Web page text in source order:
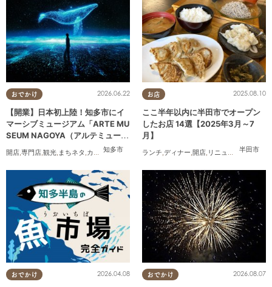
おでかけ
知多市
2026.06.22
【開業】日本初上陸！知多市にイ
マーシブミュージアム「ARTE MU
SEUM NAGOYA（アルテミュージ
アムナゴヤ）」が2026年11月下旬
にオープン
開店,専門店,観光, まちネタ ,カップル ,友人
お店
半田市
2025.08.10
ここ半年以内に半田市でオープン
したお店 14選【2025年3月～7
月】
ランチ,ディナー,開店, リニューアル ,まとめ
おでかけ 2026.04.08 おでかけ 2026.08.07